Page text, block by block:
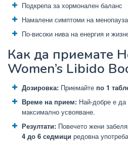
Подкрепа за хормонален баланс
Намалени симптоми на
По-високи нива на енергия и
Как да приемате
Women’s Libido
Дозировка: Приемайте по 1
Време на прием: Най-добре е
максимално усвояване.
Резултати: Повечето жени
4 до 6 седмици редовна